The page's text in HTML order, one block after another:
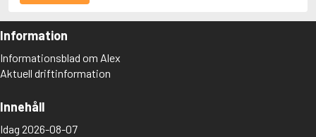
Information
Informationsblad om Alex
Aktuell driftinformation
Innehåll
Idag 2026-08-07